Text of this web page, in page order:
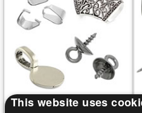
Zinklegering Hanger Bail
This website uses